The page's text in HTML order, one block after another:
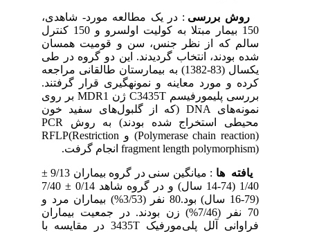
روش بررسی: در یک مطالعه مورد- شاهدی،
150 بیمار مبتلا به کولیت اولسرو و 150 کنترل
سالم که از نظر جنس، سن و قومیت همسان
شده بودند، انتخاب گردیدند. این دو گروه در طی
یکسال (83-1382) به بیمارستان طالقانی مراجعه
کرده و مورد معاینه و نمونه­گیری قرار گرفتند.
بررسی پلی­مورفیسم C3435T ژن MDR1 بر روی
نمونه‌های DNA (که از گلبول‌های سفید خون
محیطی استخراج شده بودند) به روش PCR
(Polymerase chain reaction) و RFLP(Restriction
fragment length polymorphism) انجام گرفت.
یافته­ها
: میانگین سنی در گروه بیماران 9/13 ±
1/40 (74-14 سال) و در گروه شاهد 0/14 ± 7/40
(79-16 سال) بود.80 نفر (3/53%) بیماران مرد و
70 نفر (7/46%) زن بودند. در جمعیت بیماران
فراوانی آلل پلی‌مورفیک 3435T در مقایسه با